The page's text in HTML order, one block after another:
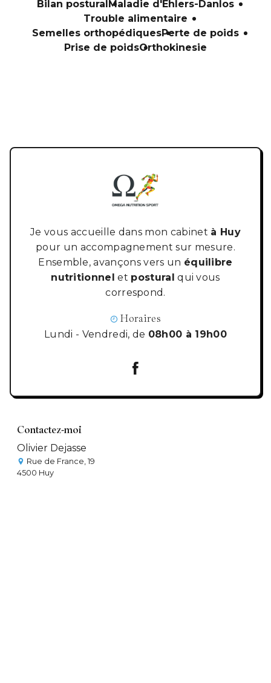
Bilan posturalMaladie d'Ehlers-Danlos
Trouble alimentaire
Semelles orthopédiquesPerte de poids
Prise de poidsOrthokinesie
Je vous accueille dans mon cabinet à Huy
pour un accompagnement sur mesure.
Ensemble, avançons vers un équilibre
nutritionnel et postural qui vous
correspond.
Horaires
Lundi - Vendredi, de 08h00 à 19h00
Contactez-moi
Olivier Dejasse
Rue de France, 19
4500 Huy